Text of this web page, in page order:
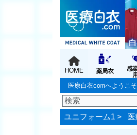
HOME 薬局衣
感
医療白衣comへようこ
ユニフォーム1 >